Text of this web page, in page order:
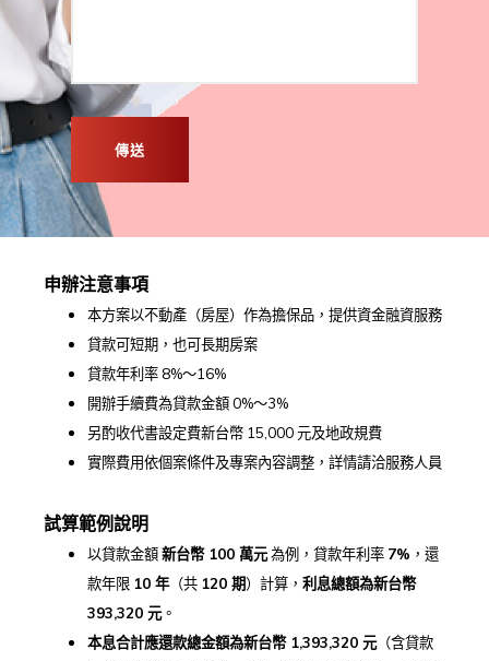
申辦注意事項
本方案以不動產（房屋）作為擔保品，提供資金融資服務
貸款可短期，也可長期房案
貸款年利率 8%～16%
開辦手續費為貸款金額 0%～3%
另酌收代書設定費新台幣 15,000 元及地政規費
實際費用依個案條件及專案內容調整，詳情請洽服務人員
試算範例說明
以貸款金額新台幣 100 萬元為例，貸款年利率 7% ，還
款年限 10 年（共 120 期）計算， 利息總額為新台幣
393,320 元。
本息合計應還款總金額為新台幣 1,393,320 元（含貸款